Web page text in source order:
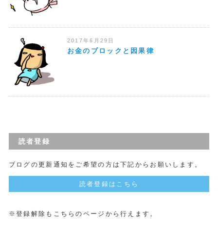
2017年6月29日
お金のブロックと因果律
読者登録
ブログの更新通知をご希望の方は下記からお願いします。
読者登録はこちら
※登録解除もこちらのページから行えます。